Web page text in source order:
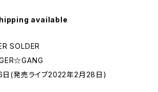
available
SOLDER
日(発売ライブ2022年2月28日)